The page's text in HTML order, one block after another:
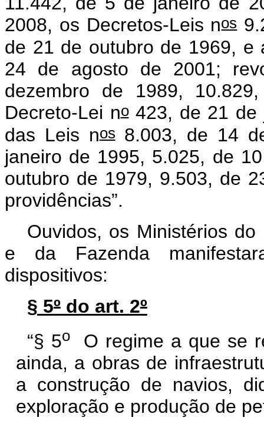
2008, os Decretos-Leis nos
de 21 de outubro de 1969, e
24 de agosto de 2001;
dezembro de 1989,
Decreto-Lei no423, de 21 de
das Leis nos8.003, de 14
janeiro de 1995, 5.025, de
outubro de 1979, 9.503, de
providências”.
Ouvidos, os Ministérios
e da Fazenda
dispositivos:
§ 5ºdo art. 2º
“§ 5oO regime a que se
ainda, a obras de
a construção de navios,
exploração e produção de